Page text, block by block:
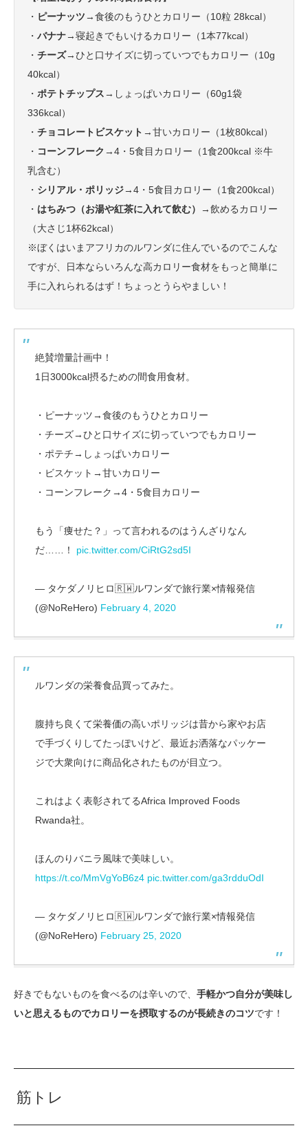
・ ピーナッツ→食後のもうひとカロリー（10粒 28kcal）
・ バナナ→寝起きでもいけるカロリー（1本77kcal）
・ チーズ→ひと口サイズに切っていつでもカロリー（10g
40kcal）
・ ポテトチップス→しょっぱいカロリー（60g1袋
336kcal）
・ チョコレートビスケット →甘いカロリー（1枚80kcal）
・ コーンフレーク →4・5食目カロリー（1食200kcal ※牛
乳含む）
・ シリアル・ポリッジ→4・5食目カロリー（1食200kcal）
・ はちみつ（お湯や紅茶に入れて飲む）
→飲めるカロリー
（大さじ1杯62kcal）
※ぼくはいまアフリカのルワンダに住んでいるのでこんな
ですが、日本ならいろんな高カロリー食材をもっと簡単に
手に入れられるはず！ちょっとうらやましい！
絶賛増量計画中！
1日3000kcal摂るための間食用食材。
・ピーナッツ→食後のもうひとカロリー
・チーズ→ひと口サイズに切っていつでもカロリー
・ポテチ→しょっぱいカロリー
・ビスケット→甘いカロリー
・コーンフレーク→4・5食目カロリー
もう「痩せた？」って言われるのはうんざりなん
だ……！ pic.twitter.com/CiRtG2sd5I
— タケダノリヒロ🇷🇼ルワンダで旅行業×情報発信
(@NoReHero) February 4, 2020
ルワンダの栄養食品買ってみた。
腹持ち良くて栄養価の高いポリッジは昔から家やお店
で手づくりしてたっぽいけど、最近お洒落なパッケー
ジで大衆向けに商品化されたものが目立つ。
これはよく表彰されてるAfrica Improved Foods
Rwanda社。
ほんのりバニラ風味で美味しい。
https://t.co/MmVgYoB6z4 pic.twitter.com/ga3rdduOdI
— タケダノリヒロ🇷🇼ルワンダで旅行業×情報発信
(@NoReHero) February 25, 2020
好きでもないものを食べるのは辛いので、 手軽かつ自分が美味し
いと思えるものでカロリーを摂取するのが長続きのコツです！
筋トレ